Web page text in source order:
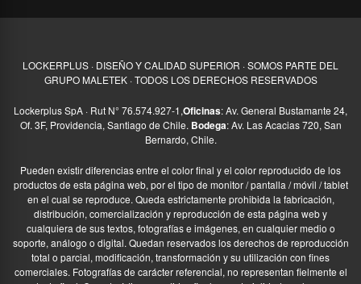
LOCKERPLUS · DISEÑO Y CALIDAD SUPERIOR · SOMOS PARTE DEL
GRUPO MALETEK · TODOS LOS DERECHOS RESERVADOS
Lockerplus SpA · Rut N° 76.574.927-1,Oficinas: Av. General Bustamante 24,
Of. 3F, Providencia, Santiago de Chile. Bodega: Av. Las Acacias 720, San
Bernardo, Chile.
Pueden existir diferencias entre el color final y el color reproducido de los
productos de esta página web, por el tipo de monitor / pantalla / móvil / tablet
en el cual se reproduce. Queda estrictamente prohibida la fabricación,
distribución, comercialización y reproducción de esta página web y
cualquiera de sus textos, fotografías e imágenes, en cualquier medio o
soporte, análogo o digital. Quedan reservados los derechos de reproducción
total o parcial, modificación, transformación y su utilización con fines
comerciales. Fotografías de carácter referencial, no representan fielmente el